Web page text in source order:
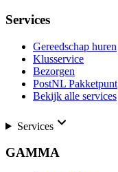
Services
Gereedschap huren
Klusservice
Bezorgen
PostNL Pakketpunt
Bekijk alle services
Services
GAMMA